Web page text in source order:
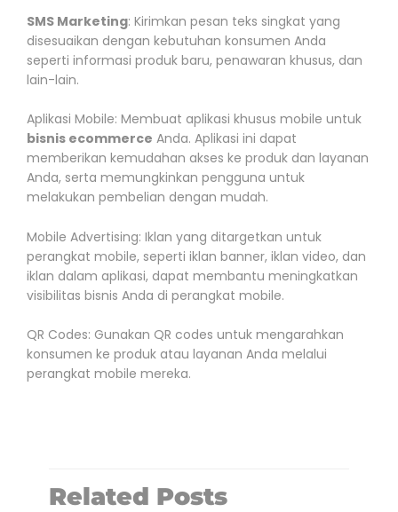
SMS Marketing: Kirimkan pesan teks singkat yang
disesuaikan dengan kebutuhan konsumen Anda
seperti informasi produk baru, penawaran khusus, dan
lain-lain.
Aplikasi Mobile: Membuat aplikasi khusus mobile untuk
bisnis ecommerce Anda. Aplikasi ini dapat
memberikan kemudahan akses ke produk dan layanan
Anda, serta memungkinkan pengguna untuk
melakukan pembelian dengan mudah.
Mobile Advertising: Iklan yang ditargetkan untuk
perangkat mobile, seperti iklan banner, iklan video, dan
iklan dalam aplikasi, dapat membantu meningkatkan
visibilitas bisnis Anda di perangkat mobile.
QR Codes: Gunakan QR codes untuk mengarahkan
konsumen ke produk atau layanan Anda melalui
perangkat mobile mereka.
Related Posts